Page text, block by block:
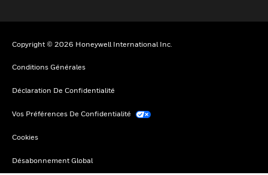
Copyright © 2026 Honeywell International Inc.
Conditions Générales
Déclaration De Confidentialité
Vos Préférences De Confidentialité
Cookies
Désabonnement Global